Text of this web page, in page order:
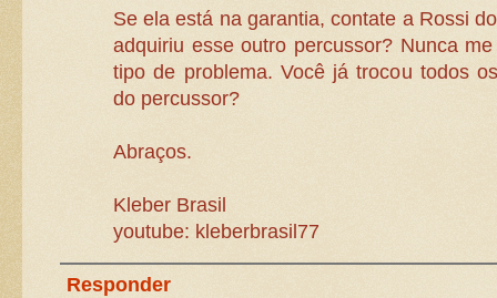
Se ela está na garantia, contate a Rossi
adquiriu esse outro percussor? Nunca
tipo de problema. Você já trocou todos
do percussor?
Abraços.
Kleber Brasil
youtube: kleberbrasil77
Responder